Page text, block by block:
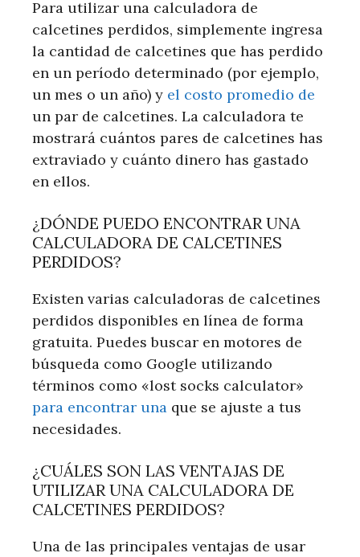
Para utilizar una calculadora de
calcetines perdidos, simplemente ingresa
la cantidad de calcetines que has perdido
en un período determinado (por ejemplo,
un mes o un año) y el costo promedio de
un par de calcetines. La calculadora te
mostrará cuántos pares de calcetines has
extraviado y cuánto dinero has gastado
en ellos.
¿DÓNDE PUEDO ENCONTRAR UNA
CALCULADORA DE CALCETINES
PERDIDOS?
Existen varias calculadoras de calcetines
perdidos disponibles en línea de forma
gratuita. Puedes buscar en motores de
búsqueda como Google utilizando
términos como «lost socks calculator»
para encontrar una que se ajuste a tus
necesidades.
¿CUÁLES SON LAS VENTAJAS DE
UTILIZAR UNA CALCULADORA DE
CALCETINES PERDIDOS?
Una de las principales ventajas de usar